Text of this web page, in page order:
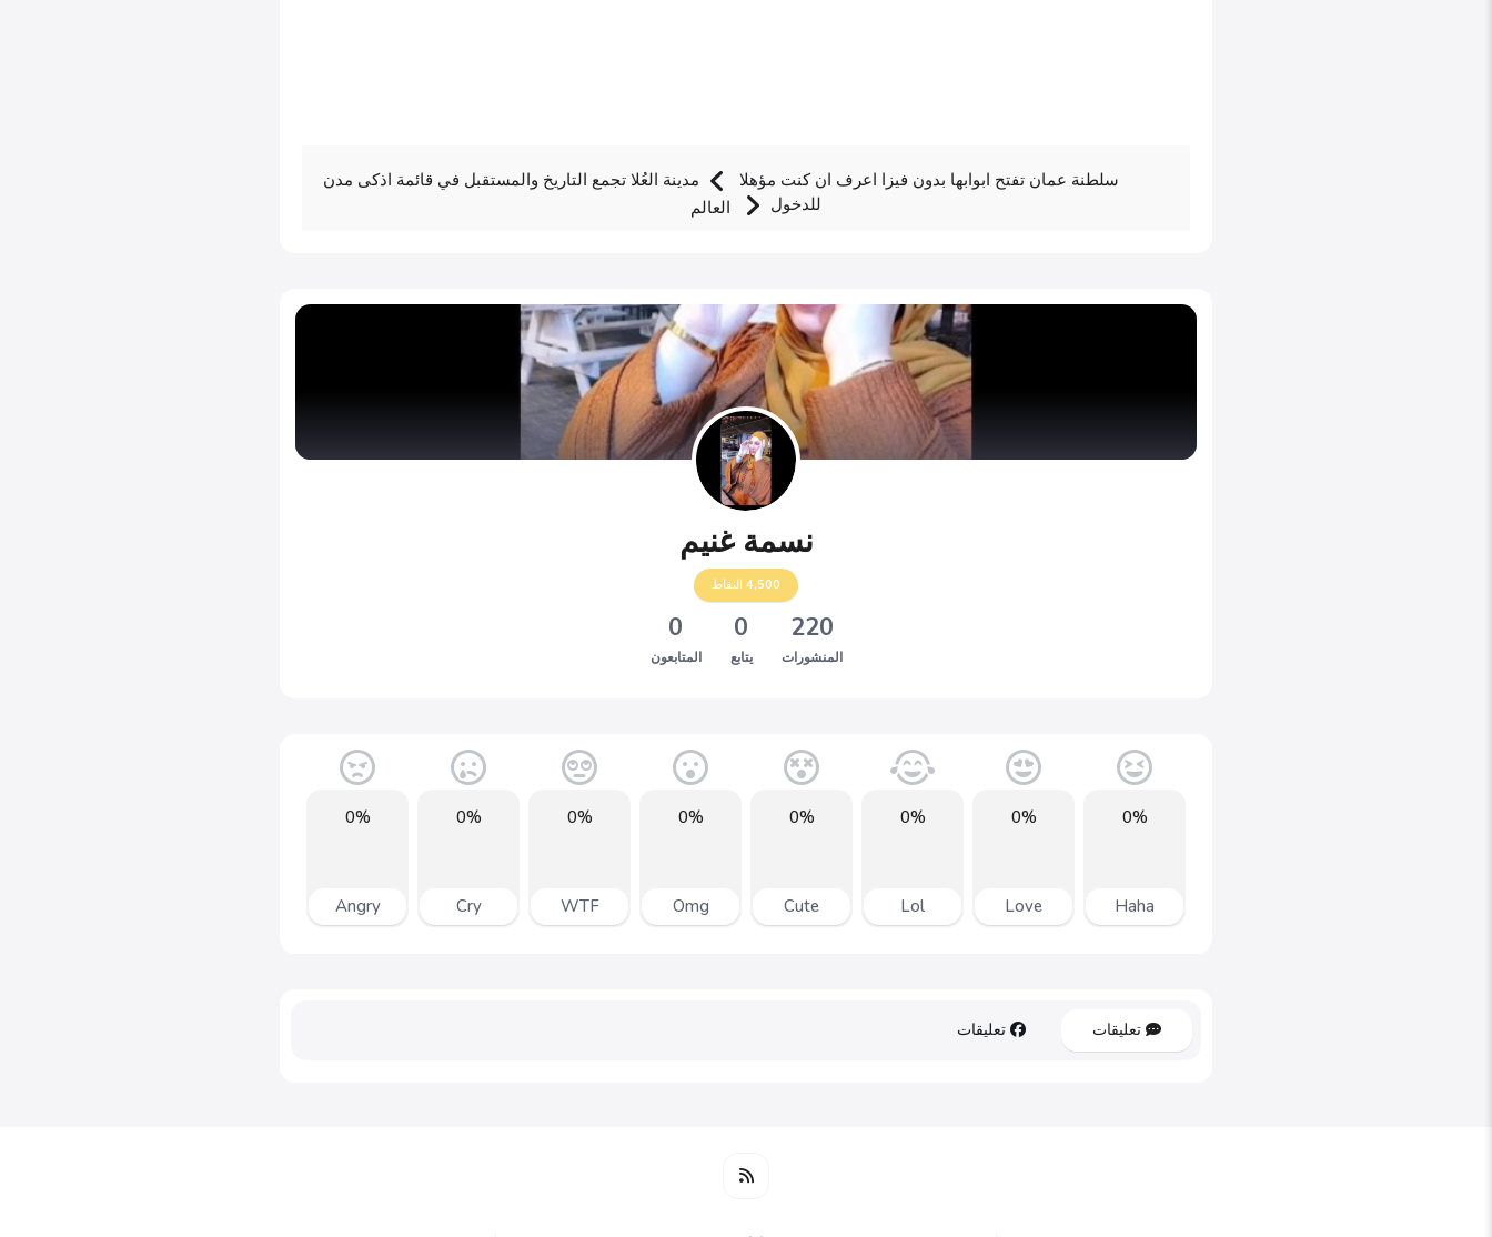
مدينة العُلا تجمع التاريخ والمستقبل في قائمة اذكى مدن
العالم
سلطنة عمان تفتح ابوابها بدون فيزا اعرف ان كنت مؤهلا
للدخول
نسمة غنيم
4,500 النقاط
220
المنشورات
0
يتابع
0
المتابعون
0%
Haha
0%
Love
0%
Lol
0%
Cute
0%
Omg
0%
WTF
0%
Cry
0%
Angry
تعليقات تعليقات